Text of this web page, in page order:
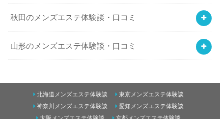
秋田のメンズエステ体験談・口コミ
山形のメンズエステ体験談・口コミ
宮城のメンズエステ体験談・口コミ
北海道メンズエステ体験談
東京メンズエステ体験談
神奈川メンズエステ体験談
愛知メンズエステ体験談